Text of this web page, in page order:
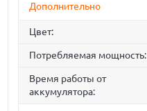
Дополнительно
Цвет:
Потребляемая мощность:
Время работы от
аккумулятора: